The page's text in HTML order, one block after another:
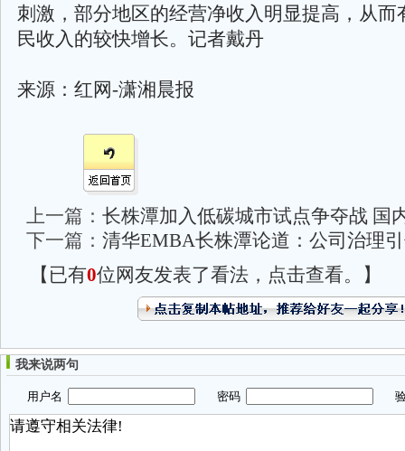
刺激，部分地区的经营净收入明显提高，从而
民收入的较快增长。记者戴丹
来源：红网-潇湘晨报
上一篇： 长株潭加入低碳城市试点争夺战 国
下一篇： 清华EMBA长株潭论道：公司治理
【已有0位网友发表了看法，点击查看。】
我来说两句
用户名 密码 验